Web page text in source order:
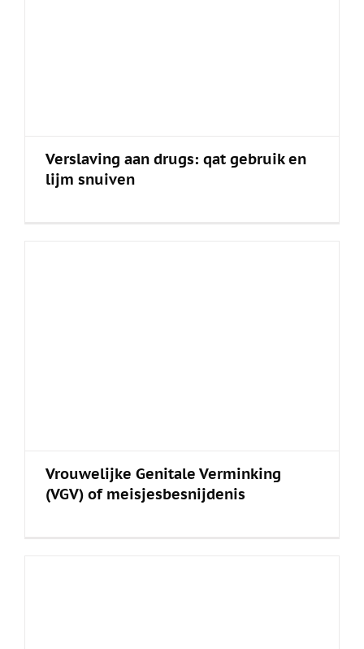
Verslaving aan drugs: qat gebruik en
lijm snuiven
Vrouwelijke Genitale Verminking
(VGV) of meisjesbesnijdenis